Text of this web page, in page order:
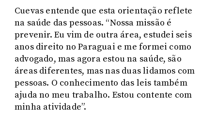
Cuevas entende que esta orientação reflete
na saúde das pessoas. “Nossa missão é
prevenir. Eu vim de outra área, estudei seis
anos direito no Paraguai e me formei como
advogado, mas agora estou na saúde, são
áreas diferentes, mas nas duas lidamos com
pessoas. O conhecimento das leis também
ajuda no meu trabalho. Estou contente com
minha atividade”.